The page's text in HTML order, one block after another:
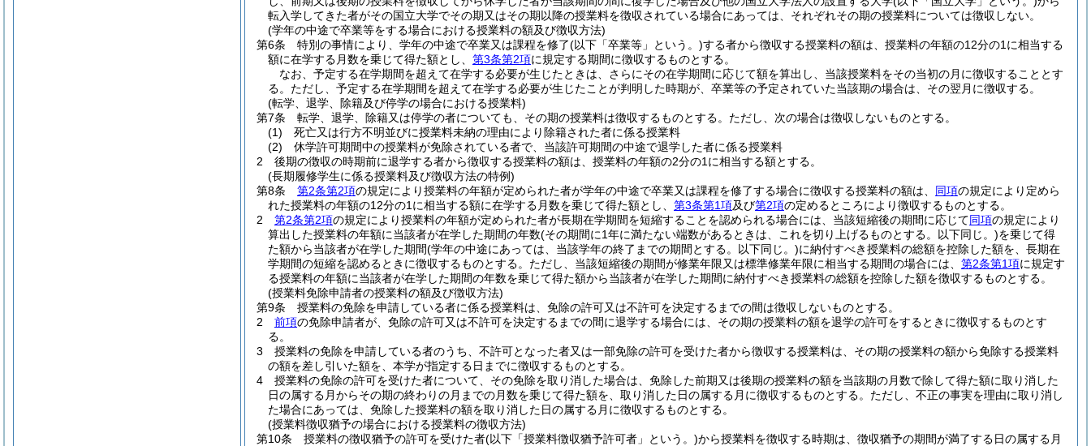
転入学してきた者がその国立大学でその期又はその期以降の授業料を徴収されている場合にあっては、それぞれその期の授業料については徴収しない。
(学年の中途で卒業等をする場合における授業料の額及び徴収方法)
第6条
特別の事情により、学年の中途で卒業又は課程を修了(以下「卒業等」という。)する者から徴収する授業料の額は、授業料の年額の12分の1に相当する
額に在学する月数を乗じて得た額とし、 第3条第2項に規定する期間に徴収するものとする。
なお、予定する在学期間を超えて在学する必要が生じたときは、さらにその在学期間に応じて額を算出し、当該授業料をその当初の月に徴収することとす
る。ただし、予定する在学期間を超えて在学する必要が生じたことが判明した時期が、卒業等の予定されていた当該期の場合は、その翌月に徴収する。
(転学、退学、除籍及び停学の場合における授業料)
第7条
転学、退学、除籍又は停学の者についても、その期の授業料は徴収するものとする。 ただし、次の場合は徴収しないものとする。
(1)
死亡又は行方不明並びに授業料未納の理由により除籍された者に係る授業料
(2)
休学許可期間中の授業料が免除されている者で、当該許可期間の中途で退学した者に係る授業料
2
後期の徴収の時期前に退学する者から徴収する授業料の額は、授業料の年額の2分の1に相当する額とする。
(長期履修学生に係る授業料及び徴収方法の特例)
第8条
第2条第2項の規定により授業料の年額が定められた者が学年の中途で卒業又は課程を修了する場合に徴収する授業料の額は、 同項の規定により定めら
れた授業料の年額の12分の1に相当する額に在学する月数を乗じて得た額とし、 第3条第1項及び第2項の定めるところにより徴収するものとする。
2
第2条第2項の規定により授業料の年額が定められた者が長期在学期間を短縮することを認められる場合には、当該短縮後の期間に応じて同項の規定により
算出した授業料の年額に当該者が在学した期間の年数(その期間に1年に満たない端数があるときは、これを切り上げるものとする。以下同じ。)を乗じて得
た額から当該者が在学した期間(学年の中途にあっては、当該学年の終了までの期間とする。以下同じ。)に納付すべき授業料の総額を控除した額を、長期在
学期間の短縮を認めるときに徴収するものとする。 ただし、当該短縮後の期間が修業年限又は標準修業年限に相当する期間の場合には、 第2条第1項に規定す
る授業料の年額に当該者が在学した期間の年数を乗じて得た額から当該者が在学した期間に納付すべき授業料の総額を控除した額を徴収するものとする。
(授業料免除申請者の授業料の額及び徴収方法)
第9条
授業料の免除を申請している者に係る授業料は、免除の許可又は不許可を決定するまでの間は徴収しないものとする。
2
前項の免除申請者が、免除の許可又は不許可を決定するまでの間に退学する場合には、その期の授業料の額を退学の許可をするときに徴収するものとす
る。
3
授業料の免除を申請している者のうち、不許可となった者又は一部免除の許可を受けた者から徴収する授業料は、その期の授業料の額から免除する授業料
の額を差し引いた額を、本学が指定する日までに徴収するものとする。
4
授業料の免除の許可を受けた者について、その免除を取り消した場合は、免除した前期又は後期の授業料の額を当該期の月数で除して得た額に取り消した
日の属する月からその期の終わりの月までの月数を乗じて得た額を、取り消した日の属する月に徴収するものとする。 ただし、不正の事実を理由に取り消し
た場合にあっては、免除した授業料の額を取り消した日の属する月に徴収するものとする。
(授業料徴収猶予の場合における授業料の徴収方法)
第10条
授業料の徴収猶予の許可を受けた者(以下「授業料徴収猶予許可者」という。)から授業料を徴収する時期は、徴収猶予の期間が満了する日の属する月